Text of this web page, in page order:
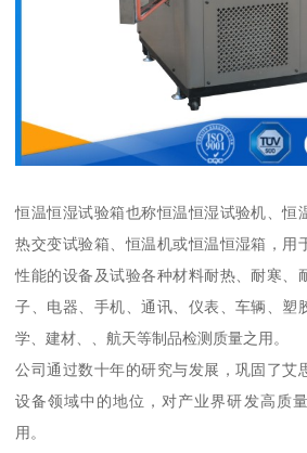
恒温恒湿试验箱也称恒温恒湿试验机、恒
热交变试验箱、恒温机或恒温恒湿箱，用
性能的设备及试验各种材料耐热、耐寒、
子、电器、手机、通讯、仪表、车辆、塑
学、建材、、航天等制品检测质量之用。
公司通过数十年的研究与发展，巩固了艾
设备领域中的地位，对产业界研发高质
用。